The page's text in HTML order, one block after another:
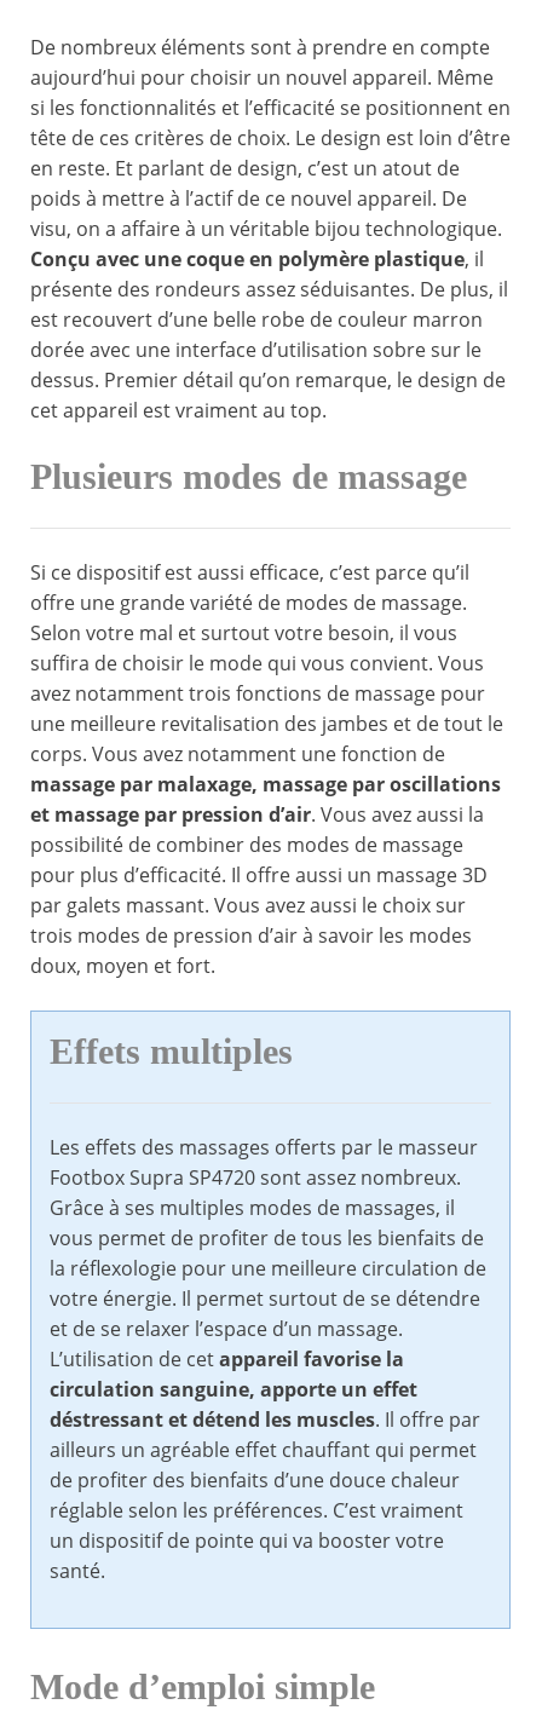
De nombreux éléments sont à prendre en compte
aujourd’hui pour choisir un nouvel appareil. Même
si les fonctionnalités et l’efficacité se positionnent en
tête de ces critères de choix. Le design est loin d’être
en reste. Et parlant de design, c’est un atout de
poids à mettre à l’actif de ce nouvel appareil. De
visu, on a affaire à un véritable bijou technologique.
Conçu avec une coque en polymère plastique, il
présente des rondeurs assez séduisantes. De plus, il
est recouvert d’une belle robe de couleur marron
dorée avec une interface d’utilisation sobre sur le
dessus. Premier détail qu’on remarque, le design de
cet appareil est vraiment au top.
Plusieurs modes de massage
Si ce dispositif est aussi efficace, c’est parce qu’il
offre une grande variété de modes de massage.
Selon votre mal et surtout votre besoin, il vous
suffira de choisir le mode qui vous convient. Vous
avez notamment trois fonctions de massage pour
une meilleure revitalisation des jambes et de tout le
corps. Vous avez notamment une fonction de
massage par malaxage, massage par oscillations
et massage par pression d’air. Vous avez aussi la
possibilité de combiner des modes de massage
pour plus d’efficacité. Il offre aussi un massage 3D
par galets massant. Vous avez aussi le choix sur
trois modes de pression d’air à savoir les modes
doux, moyen et fort.
Effets multiples
Les effets des massages offerts par le masseur
Footbox Supra SP4720 sont assez nombreux.
Grâce à ses multiples modes de massages, il
vous permet de profiter de tous les bienfaits de
la réflexologie pour une meilleure circulation de
votre énergie. Il permet surtout de se détendre
et de se relaxer l’espace d’un massage.
L’utilisation de cetappareil favorise la
circulation sanguine, apporte un effet
déstressant et détend les muscles. Il offre par
ailleurs un agréable effet chauffant qui permet
de profiter des bienfaits d’une douce chaleur
réglable selon les préférences. C’est vraiment
un dispositif de pointe qui va booster votre
santé.
Mode d’emploi simple